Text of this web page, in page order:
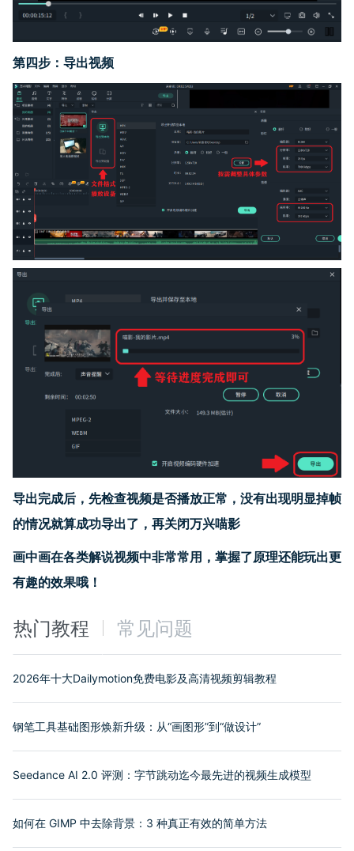
第四步： 导出视频
导出完成后，先检查视频是否播放正常，没有出现明显掉帧
的情况就算成功导出了， 再关闭万兴喵影
画中画在各类解说视频中非常常用，掌握了原理还能玩出更
有趣的效果哦！
热门教程 常见问题
2026年十大Dailymotion免费电影及高清视频剪辑教程
钢笔工具基础图形焕新升级：从“画图形”到“做设计”
Seedance AI 2.0 评测：字节跳动迄今最先进的视频生成模型
如何在 GIMP 中去除背景：3 种真正有效的简单方法